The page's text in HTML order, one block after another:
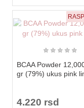
★ ★ ★ ★ ★
BCAA Powder
gr (79%) ukus pink
4.220 rsd